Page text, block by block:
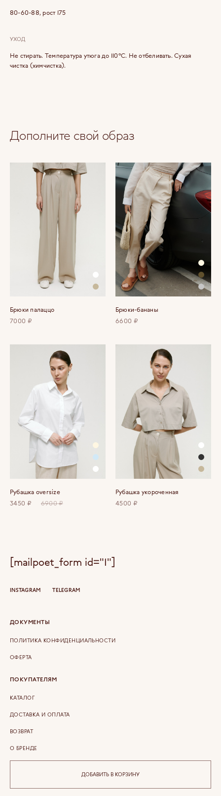
80-60-88, рост 175
УХОД
Не стирать. Температура утюга до 110°C. Не отбеливать. Сухая
чистка (химчистка).
ДОБАВИТЬ В КОРЗИНУ
Дополните свой образ
Брюки палаццо
7000 ₽
Брюки-бананы
6600 ₽
Рубашка oversize
3450 ₽
6900 ₽
Рубашка укороченная
4500 ₽
ДОКУМЕНТЫ
ПОЛИТИКА КОНФИДЕНЦИАЛЬНОСТИ
ОФЕРТА
ПОКУПАТЕЛЯМ
КАТАЛОГ
ДОСТАВКА И ОПЛАТА
ВОЗВРАТ
О БРЕНДЕ
INSTAGRAM TELEGRAM
[mailpoet_form id="1"]
COPYRIGHT © 2026 ETERLIQUE